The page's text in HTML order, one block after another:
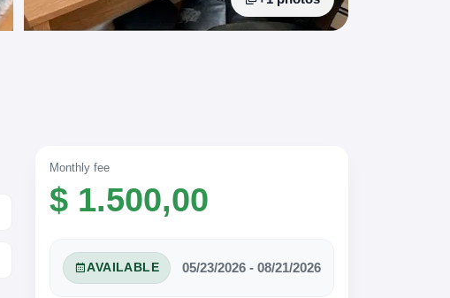
Monthly fee
$ 1.500,00
AVAILABLE 05/23/2026 - 08/21/2026